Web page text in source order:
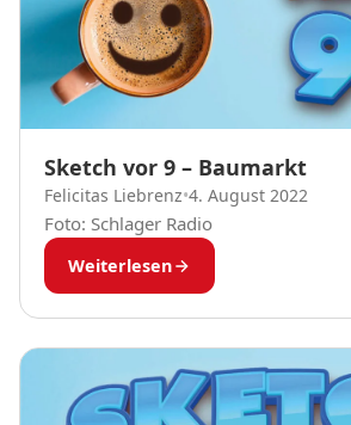
Sketch vor 9 – Baumarkt
Felicitas Liebrenz•4. August 2022
Foto: Schlager Radio
Weiterlesen